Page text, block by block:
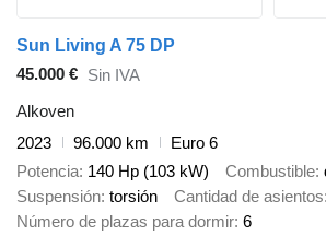
Sun Living A 75 DP
45.000 € Sin IVA
Alkoven
2023
96.000 km
Euro 6
Potencia 140 Hp (103 kW) Combustible
Suspensión torsión Cantidad de asientos
Número de plazas para dormir 6